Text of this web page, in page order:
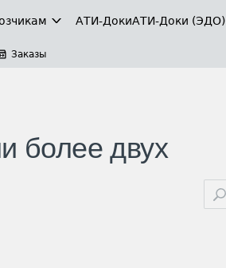
АТИ-ДокиАТИ-Доки (ЭДО)
Заказы
более двух